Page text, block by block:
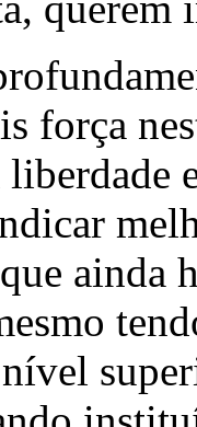
força
ainda
nível